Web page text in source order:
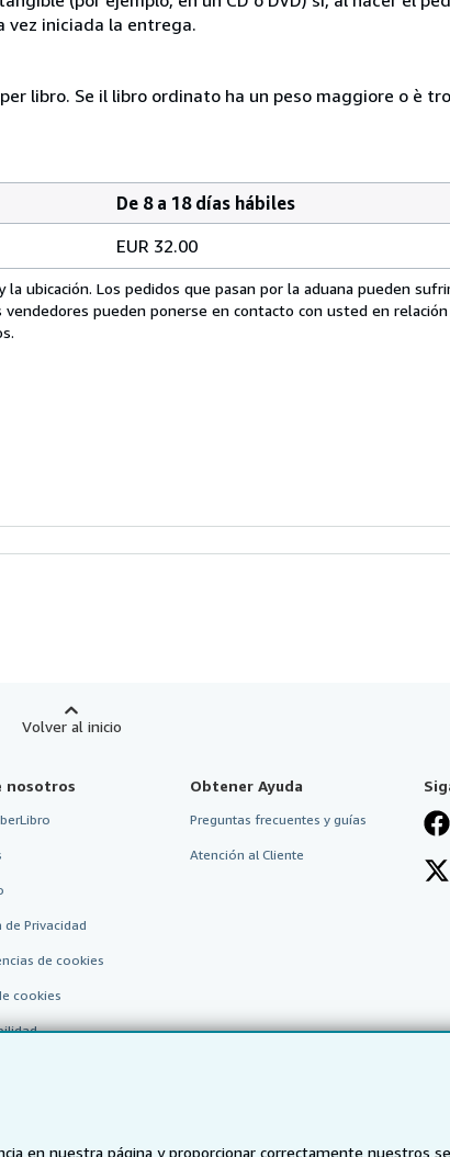
en nuestra página y proporcionar correctamente nuestros
vez iniciada la entrega.
libro. Se il libro ordinato ha un peso maggiore o è
De 8 a 18 días hábiles
EUR 32.00
ubicación. Los pedidos que pasan por la aduana pueden
pueden ponerse en contacto con usted en
Volver al inicio
nosotros
de Privacidad
de cookies
cookies
Obtener Ayuda
Preguntas frecuentes y guías
Atención al Cliente